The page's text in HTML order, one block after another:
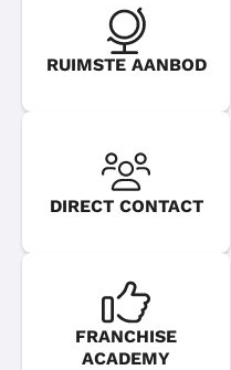
RUIMSTE AANBOD
DIRECT CONTACT
FRANCHISE
ACADEMY